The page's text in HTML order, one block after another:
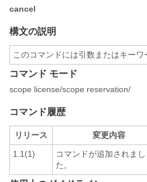
cancel
構文の説明
このコマンドには引数またはキーワ
コマンド モード
scope license/scope reservation/
コマンド履歴
リリース
変更内容
1.1(1)
コマンドが追加されまし
た。